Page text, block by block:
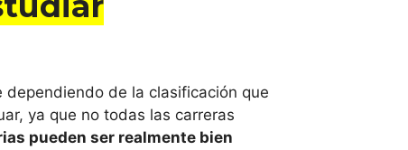
dependiendo de la clasificación que
ya que no todas las carreras
pueden ser realmente bien